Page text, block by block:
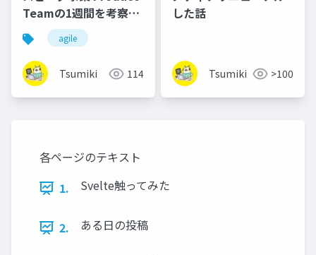
Teamの1週間を考察し
てみた。agile
Tsumiki 114
した話
Tsumiki >100
各ページのテキスト
1.
Svelte触ってみた
2. ある日の投稿